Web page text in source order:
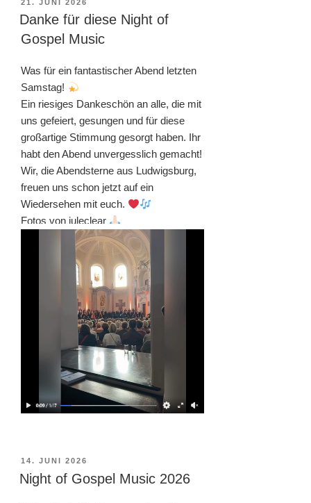
AM
21. JUNI 2026
Danke für diese Night of
Gospel Music
Was für ein fantastischer Abend letzten
Samstag!
Ein riesiges Dankeschön an alle, die mit
uns gefeiert, gesungen und für diese
großartige Stimmung gesorgt haben. Ihr
habt den Abend unvergesslich gemacht!
Wir, die Abendsterne aus Ludwigsburg,
freuen uns schon jetzt auf ein
Wiedersehen mit euch.
Fotos von juleclear
VERÖFFENTLICHT
AM
14. JUNI 2026
Night of Gospel Music 2026